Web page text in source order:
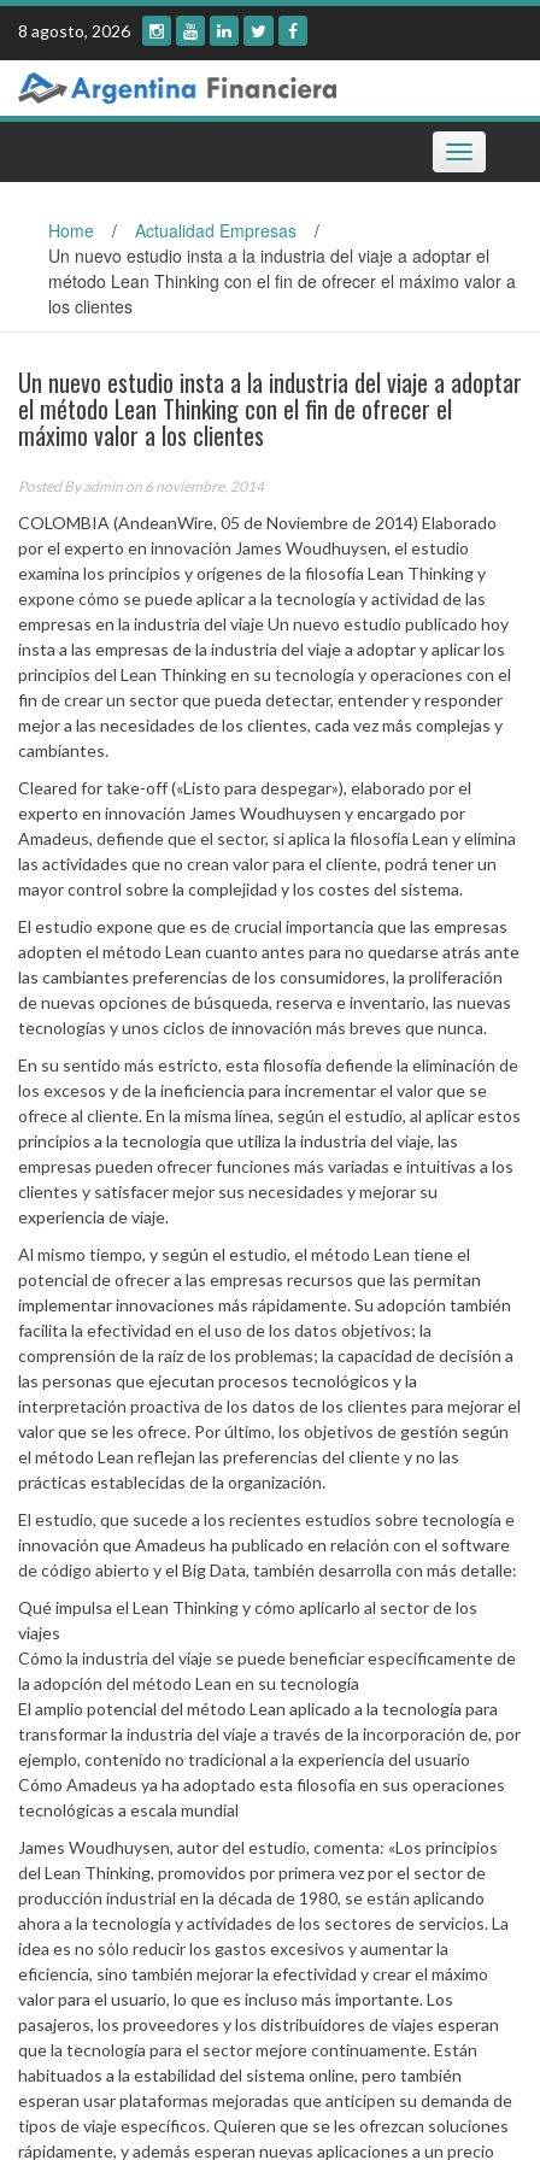
Skip
content
8 agosto, 2026
Toggle
navigation
Home / Actualidad Empresas
/
Un nuevo estudio insta a la industria del viaje a adoptar el
método Lean Thinking con el fin de ofrecer el máximo valor a
los clientes
Un nuevo estudio insta a la industria del viaje a adoptar
el método Lean Thinking con el fin de ofrecer el
máximo valor a los clientes
Posted Byadmin on 6 noviembre, 2014
COLOMBIA (AndeanWire, 05 de Noviembre de 2014) Elaborado
por el experto en innovación James Woudhuysen, el estudio
examina los principios y orígenes de la filosofía Lean Thinking y
expone cómo se puede aplicar a la tecnología y actividad de las
empresas en la industria del viaje Un nuevo estudio publicado hoy
insta a las empresas de la industria del viaje a adoptar y aplicar los
principios del Lean Thinking en su tecnología y operaciones con el
fin de crear un sector que pueda detectar, entender y responder
mejor a las necesidades de los clientes, cada vez más complejas y
cambiantes.
Cleared for take-off («Listo para despegar»), elaborado por el
experto en innovación James Woudhuysen y encargado por
Amadeus, defiende que el sector, si aplica la filosofía Lean y elimina
las actividades que no crean valor para el cliente, podrá tener un
mayor control sobre la complejidad y los costes del sistema.
El estudio expone que es de crucial importancia que las empresas
adopten el método Lean cuanto antes para no quedarse atrás ante
las cambiantes preferencias de los consumidores, la proliferación
de nuevas opciones de búsqueda, reserva e inventario, las nuevas
tecnologías y unos ciclos de innovación más breves que nunca.
En su sentido más estricto, esta filosofía defiende la eliminación de
los excesos y de la ineficiencia para incrementar el valor que se
ofrece al cliente. En la misma línea, según el estudio, al aplicar estos
principios a la tecnología que utiliza la industria del viaje, las
empresas pueden ofrecer funciones más variadas e intuitivas a los
clientes y satisfacer mejor sus necesidades y mejorar su
experiencia de viaje.
Al mismo tiempo, y según el estudio, el método Lean tiene el
potencial de ofrecer a las empresas recursos que las permitan
implementar innovaciones más rápidamente. Su adopción también
facilita la efectividad en el uso de los datos objetivos; la
comprensión de la raíz de los problemas; la capacidad de decisión a
las personas que ejecutan procesos tecnológicos y la
interpretación proactiva de los datos de los clientes para mejorar el
valor que se les ofrece. Por último, los objetivos de gestión según
el método Lean reflejan las preferencias del cliente y no las
prácticas establecidas de la organización.
El estudio, que sucede a los recientes estudios sobre tecnología e
innovación que Amadeus ha publicado en relación con el software
de código abierto y el Big Data, también desarrolla con más detalle:
Qué impulsa el Lean Thinking y cómo aplicarlo al sector de los
viajes
Cómo la industria del viaje se puede beneficiar específicamente de
la adopción del método Lean en su tecnología
El amplio potencial del método Lean aplicado a la tecnología para
transformar la industria del viaje a través de la incorporación de, por
ejemplo, contenido no tradicional a la experiencia del usuario
Cómo Amadeus ya ha adoptado esta filosofía en sus operaciones
tecnológicas a escala mundial
James Woudhuysen, autor del estudio, comenta: «Los principios
del Lean Thinking, promovidos por primera vez por el sector de
producción industrial en la década de 1980, se están aplicando
ahora a la tecnología y actividades de los sectores de servicios. La
idea es no sólo reducir los gastos excesivos y aumentar la
eficiencia, sino también mejorar la efectividad y crear el máximo
valor para el usuario, lo que es incluso más importante. Los
pasajeros, los proveedores y los distribuidores de viajes esperan
que la tecnología para el sector mejore continuamente. Están
habituados a la estabilidad del sistema online, pero también
esperan usar plataformas mejoradas que anticipen su demanda de
tipos de viaje específicos. Quieren que se les ofrezcan soluciones
rápidamente, y además esperan nuevas aplicaciones a un precio